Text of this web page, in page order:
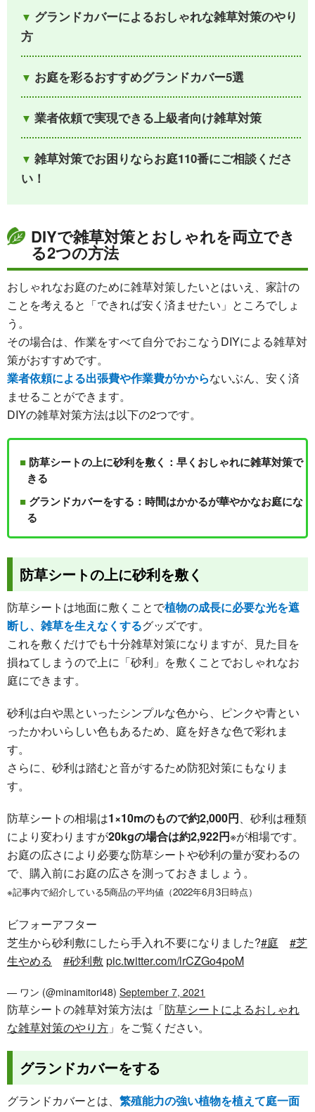
グランドカバーによるおしゃれな雑草対策のやり
方
お庭を彩るおすすめグランドカバー5選
業者依頼で実現できる上級者向け雑草対策
雑草対策でお困りならお庭110番にご相談くださ
い！
DIYで雑草対策とおしゃれを両立でき
る2つの方法
おしゃれなお庭のために雑草対策したいとはいえ、家計の
ことを考えると「できれば安く済ませたい」ところでしょ
う。
その場合は、作業をすべて自分でおこなうDIYによる雑草対
策がおすすめです。
業者依頼による出張費や作業費がかからないぶん、安く済
ませることができます。
DIYの雑草対策方法は以下の2つです。
防草シートの上に砂利を敷く：早くおしゃれに雑草対策で
きる
グランドカバーをする：時間はかかるが華やかなお庭にな
る
防草シートの上に砂利を敷く
防草シートは地面に敷くことで植物の成長に必要な光を遮
断し、雑草を生えなくするグッズです。
これを敷くだけでも十分雑草対策になりますが、見た目を
損ねてしまうので上に「砂利」を敷くことでおしゃれなお
庭にできます。
砂利は白や黒といったシンプルな色から、ピンクや青とい
ったかわいらしい色もあるため、庭を好きな色で彩れま
す。
さらに、砂利は踏むと音がするため防犯対策にもなりま
す。
防草シートの相場は1×10mのもので約2,000円、砂利は種類
により変わりますが20kgの場合は約2,922円※が相場です。
お庭の広さにより必要な防草シートや砂利の量が変わるの
で、購入前にお庭の広さを測っておきましょう。
※記事内で紹介している5商品の平均値（2022年6月3日時点）
ビフォーアフター
芝生から砂利敷にしたら手入れ不要になりました?#庭
#芝
生やめる
#砂利敷 pic.twitter.com/lrCZGo4poM
— ワン (@minamitori48) September 7, 2021
防草シートの雑草対策方法は「防草シートによるおしゃれ
な雑草対策のやり方 」をご覧ください。
グランドカバーをする
グランドカバーとは、 繁殖能力の強い植物を植えて庭一面